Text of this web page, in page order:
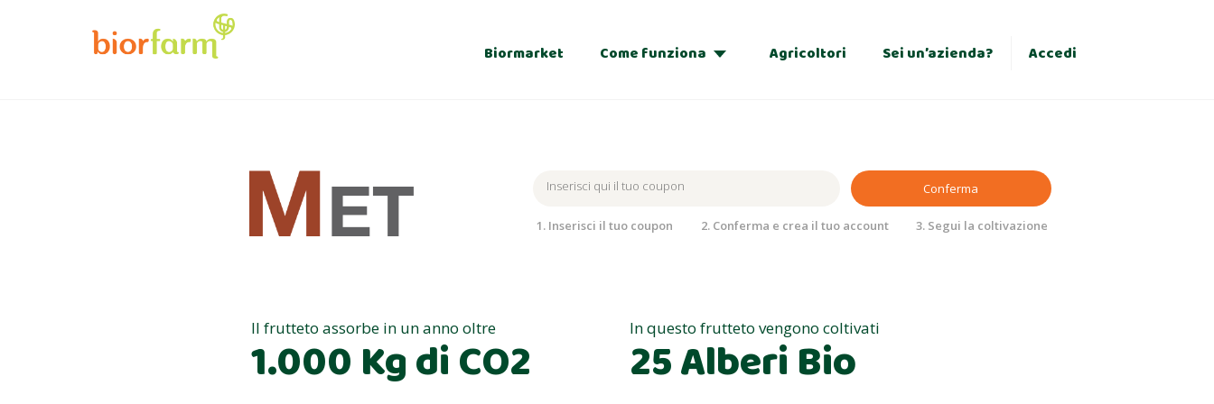
Biormarket Come funziona Agricoltori Sei un’azienda? Accedi
Conferma
1. Inserisci il tuo coupon 2. Conferma e crea il tuo account 3. Segui la coltivazione
Il frutteto assorbe in un anno oltre
1.000 Kg di CO2
In questo frutteto vengono coltivati
25 Alberi Bio